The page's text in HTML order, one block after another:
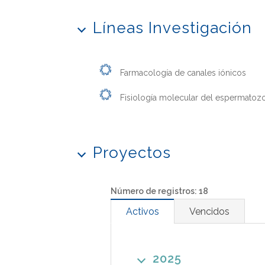
Líneas Investigación
Farmacología de canales iónicos
Fisiología molecular del
Proyectos
Número de registros: 18
Activos Vencidos
2025